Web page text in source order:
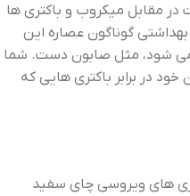
در مقابل میکروب و باکتری ‌ها
گوناگون عصاره این
می‌ شود، مثل صابون دست. شما
در برابر باکتری‌ هایی که
‌های ویروسی چای سفید